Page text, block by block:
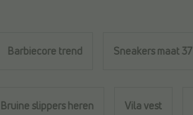
Barbiecore trend Sneakers maat 37
Bruine slippers heren Vila vest